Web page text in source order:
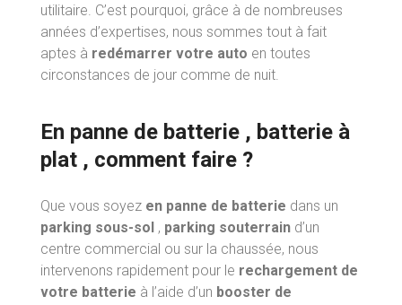
utilitaire. C’est pourquoi, grâce à de nombreuses
années d’expertises, nous sommes tout à fait
aptes à redémarrer votre auto en toutes
circonstances de jour comme de nuit.
En panne de batterie , batterie à
plat , comment faire ?
Que vous soyez en panne de batterie dans un
parking sous-sol , parking souterrain d’un
centre commercial ou sur la chaussée, nous
intervenons rapidement pour le rechargement de
votre batterie à l’aide d’un booster de